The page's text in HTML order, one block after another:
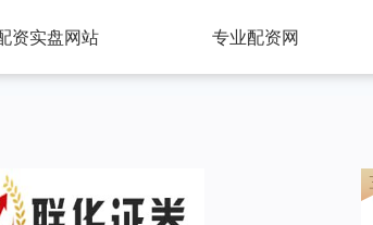
资实盘网站 专业配资网